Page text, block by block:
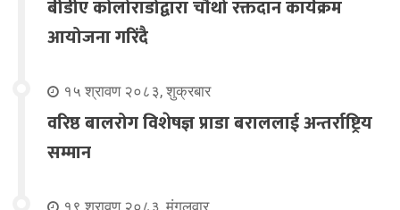
बीडीए कोलोराडोद्वारा चौथो रक्तदान कार्यक्रम
आयोजना गरिंदै
१५ श्रावण २०८३, शुक्रबार
वरिष्ठ बालरोग विशेषज्ञ प्राडा बराललाई अन्तर्राष्ट्रिय
सम्मान